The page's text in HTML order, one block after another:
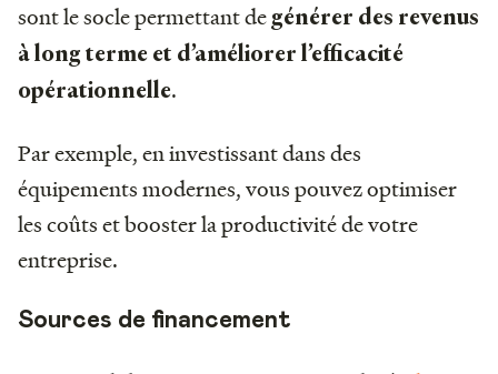
sont le socle permettant de générer des revenus
à long terme et d’améliorer l’efficacité
opérationnelle.
Par exemple, en investissant dans des
équipements modernes, vous pouvez optimiser
les coûts et booster la productivité de votre
entreprise.
Sources de financement